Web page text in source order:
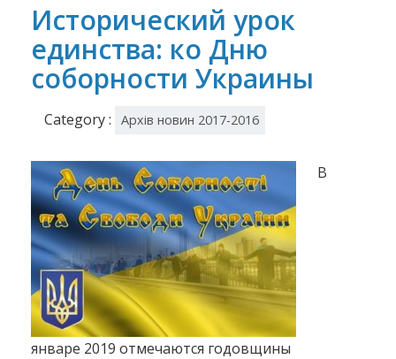
Исторический урок
единства: ко Дню
соборности Украины
Category : Архів новин 2017-2016
В
январе 2019 отмечаются годовщины